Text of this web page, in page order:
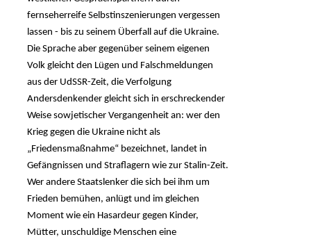
fernseherreife Selbstinszenierungen vergessen
lassen - bis zu seinem Überfall auf die Ukraine.
Die Sprache aber gegenüber seinem eigenen
Volk gleicht den Lügen und Falschmeldungen
aus der UdSSR-Zeit, die Verfolgung
Andersdenkender gleicht sich in erschreckender
Weise sowjetischer Vergangenheit an: wer den
Krieg gegen die Ukraine nicht als
„Friedensmaßnahme“ bezeichnet, landet in
Gefängnissen und Straflagern wie zur Stalin-Zeit.
Wer andere Staatslenker die sich bei ihm um
Frieden bemühen, anlügt und im gleichen
Moment wie ein Hasardeur gegen Kinder,
Mütter, unschuldige Menschen eine